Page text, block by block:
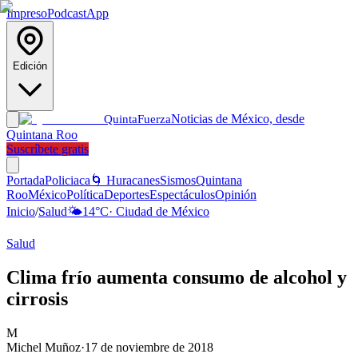
ImpresoPodcastApp
Edición
QuintaFuerzaNoticias de México, desde
Quintana Roo
Suscríbete gratis
PortadaPoliciaca 🌀 HuracanesSismosQuintana
RooMéxicoPolíticaDeportesEspectáculosOpinión
Inicio/Salud🌤️14°C· Ciudad de México
Salud
Clima frío aumenta consumo de alcohol y
cirrosis
M
Michel Muñoz·17 de noviembre de 2018